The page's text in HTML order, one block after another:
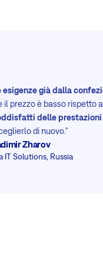
Zharov
IT Solutions, Russia
già dalla
prezzo è basso rispetto
delle
di nuovo."